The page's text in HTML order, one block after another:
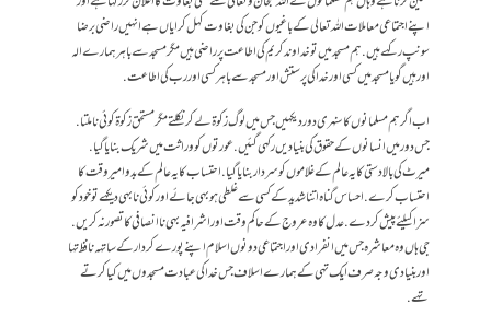
اپنے اجتماعی معاملات اللہ تعالی کے باغیوں کو جن کی بغاوت کهل کر ایاں ہے انہیں راضی برضا
سونپ رکهے ہیں. ہم مسجد میں تو خدا وند کریم کی اطاعت پر راضی ہیں مگر مسجد سے باہر ہمارے الہ
اور ہیں گویا مسجد میں کسی اور خدا کی پرستش اور مسجد سے باہر کسی اور رب کی اطاعت.
اب اگر ہم مسلمانوں کا سنہری دور دیکهیں جس میں لوگ زکوۃ لے کر نکلتے مگر مستحق زکوۃ کوئی نا ملتا.
جس دور میں انسانوں کے حقوق کی بنیادیں رکهی گئیں. عورتوں کو وراثت میں شریک بنا یا گیا.
میرٹ کی بالا دستی کا یہ عالم کے غلاموں کو سردار بنایا گیا. احتساب کا یہ عالم کے بدو امیر وقت کا
احتساب کرے. احساس گناہ اتنا شدید کے کسی سے غلطی ہو بهی جائے اور کوئی نا بهی دیکهے تو خود کو
سزا کیلئے پیش کردے. عدل کا وہ عروج کے حاکم وقت اور اشرافیہ بهی نا انصافی کا تصور نہ کریں.
جی ہاں وہ معاشرہ جس میں انفرادی اور اجتماعی دونوں اسلام اپنے پورے کردار کے ساتهہ نافظ تها
اور بنیادی وجہ صرف ایک تهی کے ہمارے اسلاف جس خدا کی عبادت مسجدوں میں کیا کرتے
تهے.